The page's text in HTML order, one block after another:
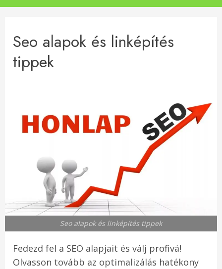
Menu
Seo alapok és linképítés
tippek
Seo alapok és linképítés tippek
Fedezd fel a SEO alapjait és válj profivá!
Olvasson tovább az optimalizálás hatékony